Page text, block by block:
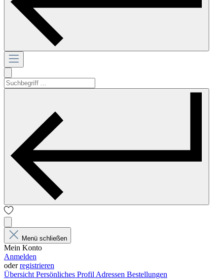
Menü schließen
Mein Konto
Anmelden
oderregistrieren
Übersicht Persönliches Profil Adressen Bestellungen